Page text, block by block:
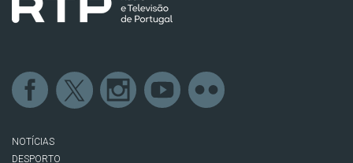
NOTÍCIAS
DESPORTO